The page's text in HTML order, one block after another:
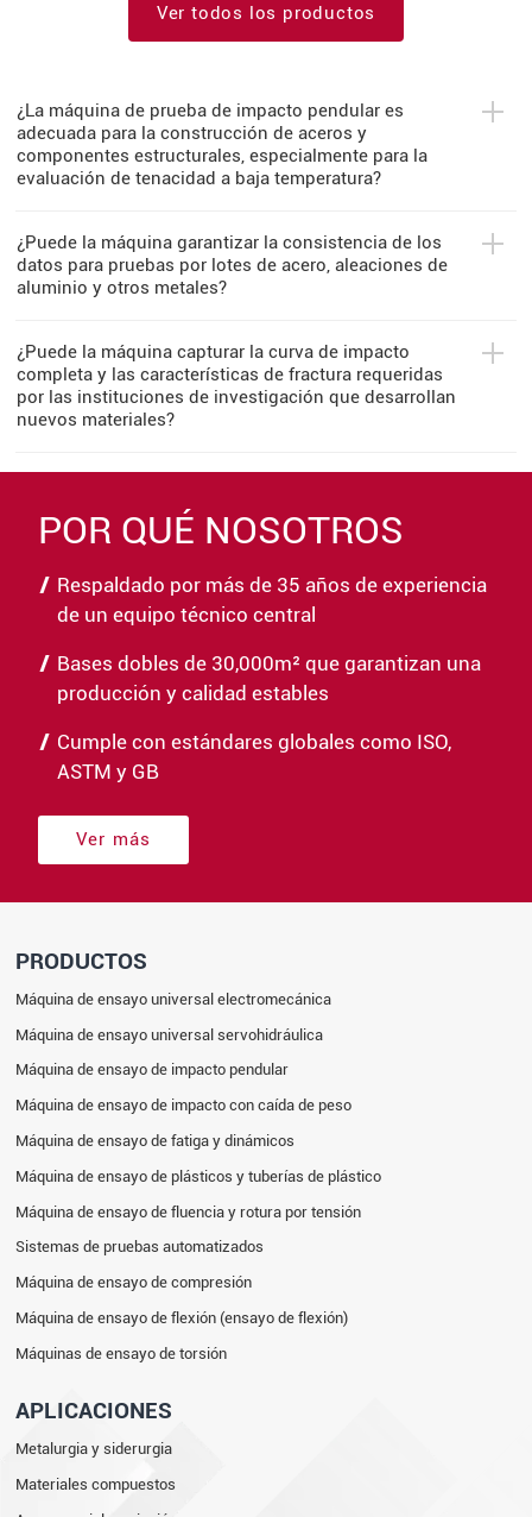
Ver todos los productos
¿La máquina de prueba de impacto pendular es
adecuada para la construcción de aceros y
componentes estructurales, especialmente para la
evaluación de tenacidad a baja temperatura?
¿Puede la máquina garantizar la consistencia de los
datos para pruebas por lotes de acero, aleaciones de
aluminio y otros metales?
¿Puede la máquina capturar la curva de impacto
completa y las características de fractura requeridas
por las instituciones de investigación que desarrollan
nuevos materiales?
POR QUÉ NOSOTROS
Respaldado por más de 35 años de experiencia
de un equipo técnico central
Bases dobles de 30,000m² que garantizan una
producción y calidad estables
Cumple con estándares globales como ISO,
ASTM y GB
Ver más
PRODUCTOS
Máquina de ensayo universal electromecánica
Máquina de ensayo universal servohidráulica
Máquina de ensayo de impacto pendular
Máquina de ensayo de impacto con caída de peso
Máquina de ensayo de fatiga y dinámicos
Máquina de ensayo de plásticos y tuberías de plástico
Máquina de ensayo de fluencia y rotura por tensión
Sistemas de pruebas automatizados
Máquina de ensayo de compresión
Máquina de ensayo de flexión (ensayo de flexión)
Máquinas de ensayo de torsión
APLICACIONES
Metalurgia y siderurgia
Materiales compuestos